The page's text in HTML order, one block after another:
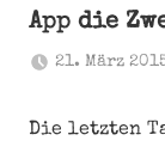
App die
21. März
Die letzten